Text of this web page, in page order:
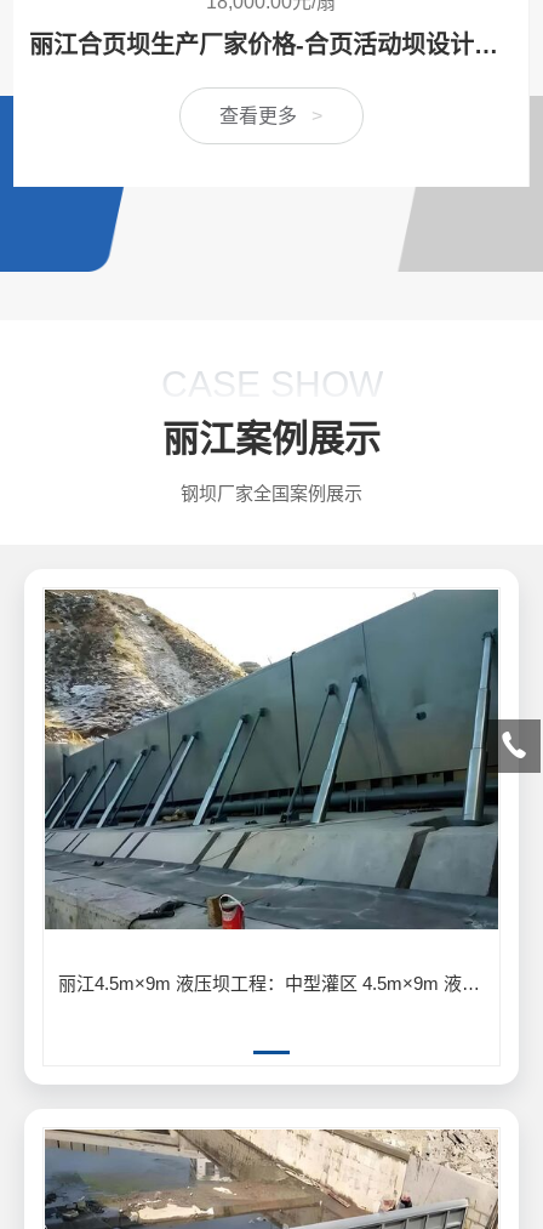
丽江合页坝生产厂家价格-合页活动坝设计安装方案定制
查看更多 >
CASE SHOW
丽江案例展示
钢坝厂家全国案例展示
丽江4.5m×9m 液压坝工程：中型灌区 4.5m×9m 液压坝输水灌溉工程案例